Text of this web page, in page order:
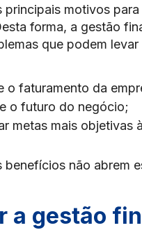
principais motivos
forma, a gestão
que podem
o faturamento da
o futuro do negócio;
metas mais objetivas
benefícios não abrem
a gestão